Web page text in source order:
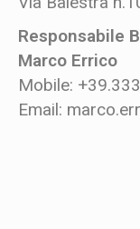
Responsabile
Marco Errico
Mobile:
Email: